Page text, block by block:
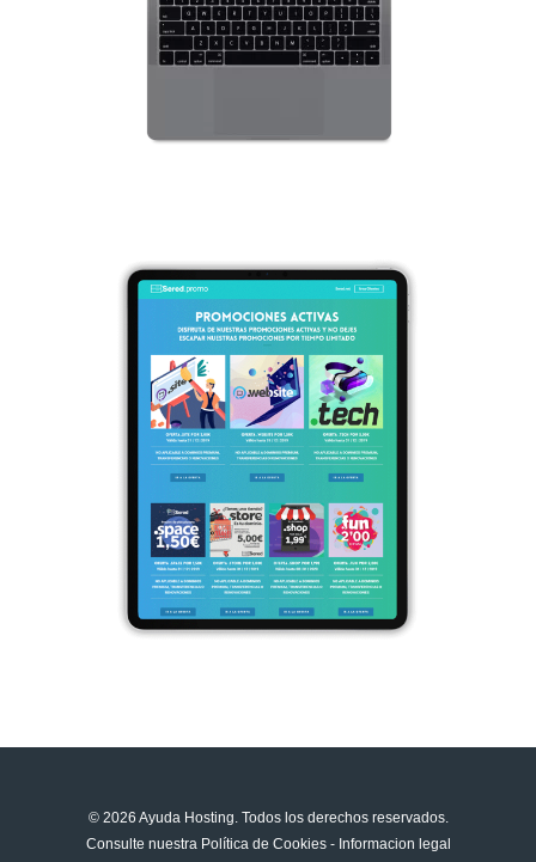
© 2026 Ayuda Hosting. Todos los derechos reservados.
Consulte nuestra Política de Cookies- Informacion legal